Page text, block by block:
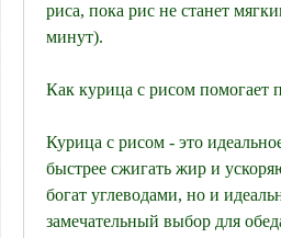
риса, пока рис не станет
минут).
Как курица с рисом помогает
Курица с рисом - это
быстрее сжигать жир и
богат углеводами, но и
замечательный выбор для